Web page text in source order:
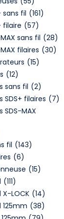
sans fil (161)
filaire (57)
sans fil (28)
filaires (30)
(15)
(12)
sans fil (2)
SDS+ filaires (7)
MAX
fil (143)
(6)
(15)
(111)
LOCK (14)
125mm (38)